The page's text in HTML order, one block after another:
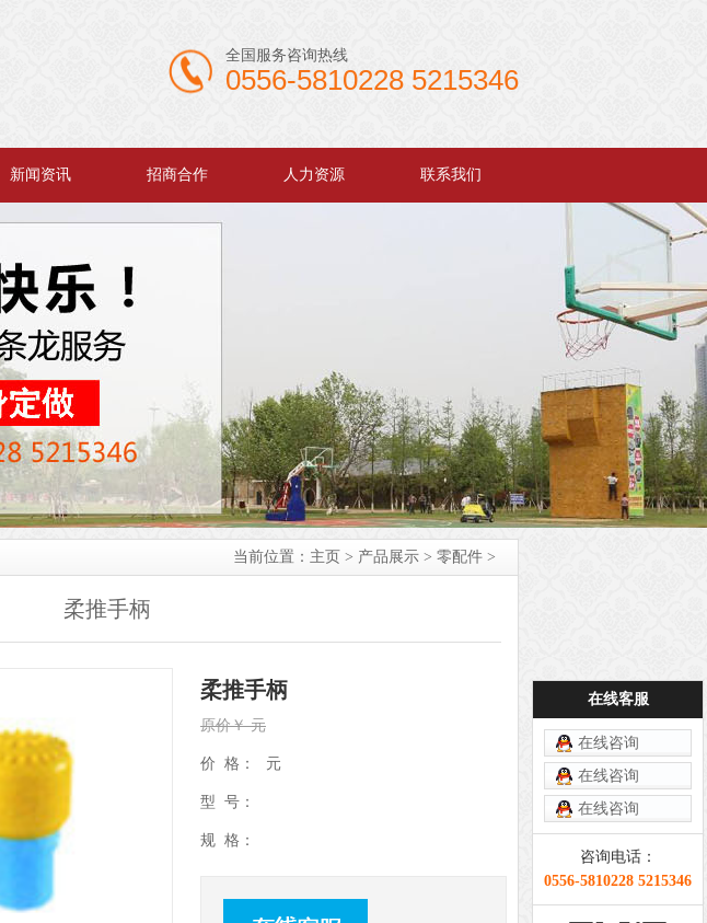
全国服务咨询热线
0556-5810228 5215346
新闻资讯 招商合作 人力资源 联系我们
当前位置： 主页 > 产品展示 > 零配件 >
柔推手柄
柔推手柄
原价￥ 元
价 格： 元
型 号：
规 格：
在线客服
在线咨询
在线咨询
在线咨询
咨询电话：
0556-5810228 5215346